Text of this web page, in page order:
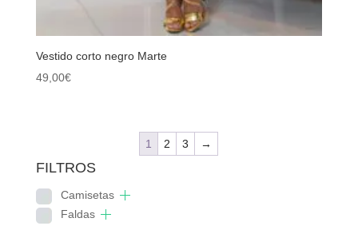
Vestido corto negro Marte
49,00€
1 2 3 →
FILTROS
Camisetas
Faldas